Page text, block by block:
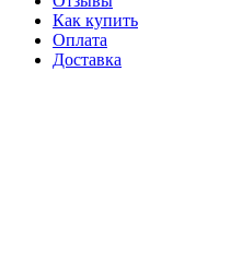
Как купить
Оплата
Доставка